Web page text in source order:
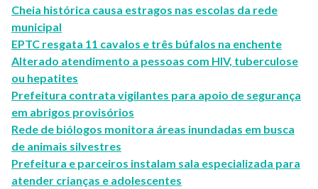
Cheia histórica causa estragos nas escolas da rede
municipal
EPTC resgata 11 cavalos e três búfalos na enchente
Alterado atendimento a pessoas com HIV, tuberculose
ou hepatites
Prefeitura contrata vigilantes para apoio de segurança
em abrigos provisórios
Rede de biólogos monitora áreas inundadas em busca
de animais silvestres
Prefeitura e parceiros instalam sala especializada para
atender crianças e adolescentes